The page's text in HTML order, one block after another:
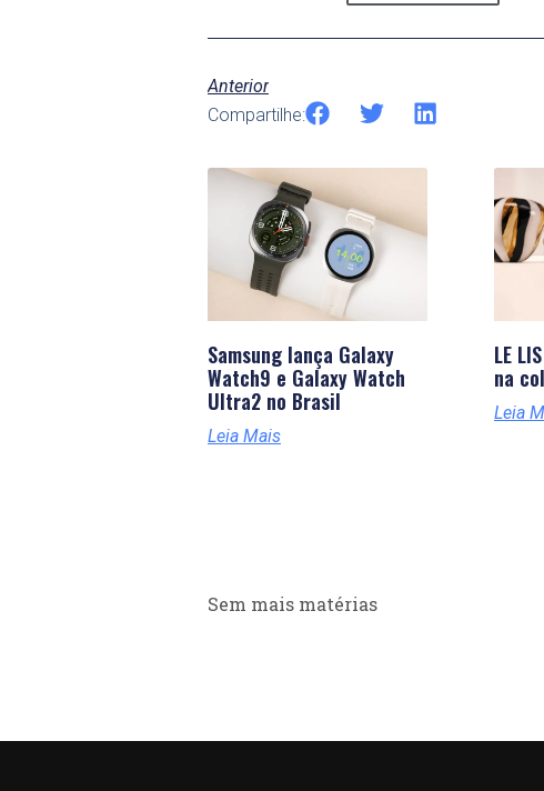
Anterior
Compartilhe:
Samsung lança Galaxy
Watch9 e Galaxy Watch
Ultra2 no Brasil
Leia Mais
LE
na
Leia
Sem mais matérias